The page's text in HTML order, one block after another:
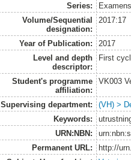
Series:
Volume/Sequential
designation:
2017:17
Year of Publication:
2017
Level and depth
descriptor:
First
Student's programme
affiliation:
VK003
Supervising department:
(VH) >
Keywords:
URN:NBN:
Permanent URL:
http://